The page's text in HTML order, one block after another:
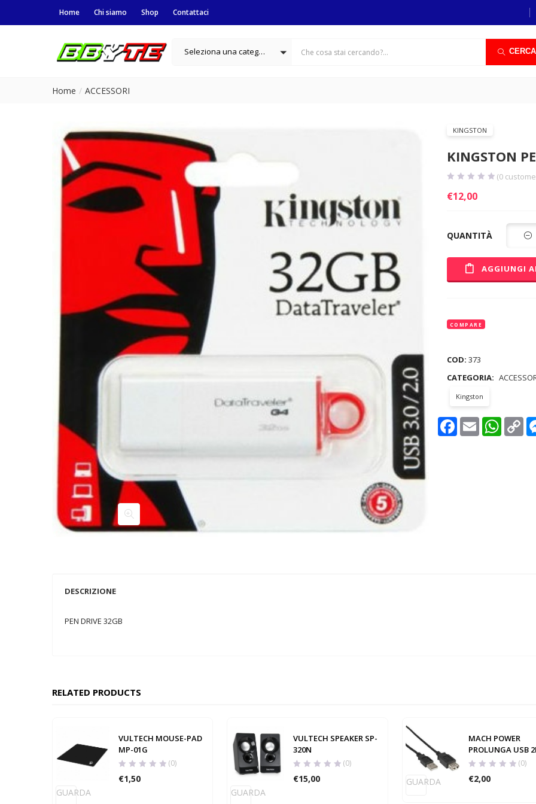
Home Chi siamo Shop Contattaci
Seleziona una categoria CERCA
Home ACCESSORI
KINGSTON
KINGSTON
(0
€12,00
QUANTITÀ
AGGIUNGI
COMPARE
COD: 373
CATEGORIA:
Kingston
Facebook
Email
DESCRIZIONE
PEN DRIVE 32GB
RELATED PRODUCTS
GUARDA
VULTECH MOUSE-PAD
MP-01G
(0)
€1,50
GUARDA
VULTECH SPEAKER SP-
320N
(0)
€15,00 GUARDA
MACH POWER
PROLUNGA USB
(0)
€2,00